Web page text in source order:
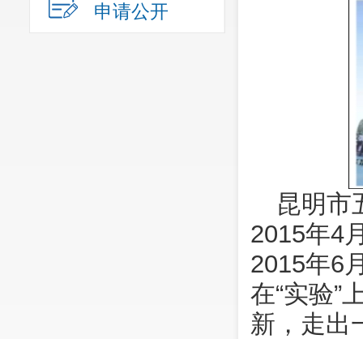
申请公开
昆明市
2015年4
2015年6
在“实验”
新，走出